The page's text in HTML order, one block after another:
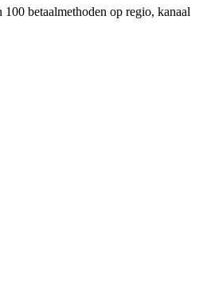
betaalmethoden op regio, kanaal